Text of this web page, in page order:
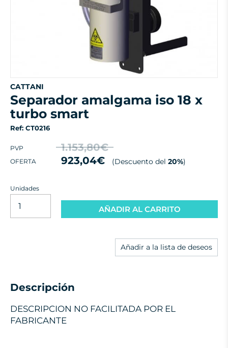
CATTANI
separador amalgama iso 18 x
turbo smart
Ref: CT0216
PVP 1.153,80€
OFERTA 923,04€ (Descuento del 20%)
Unidades
AÑADIR AL CARRITO
Añadir a la lista de deseos
Descripción
DESCRIPCION NO FACILITADA POR EL
FABRICANTE